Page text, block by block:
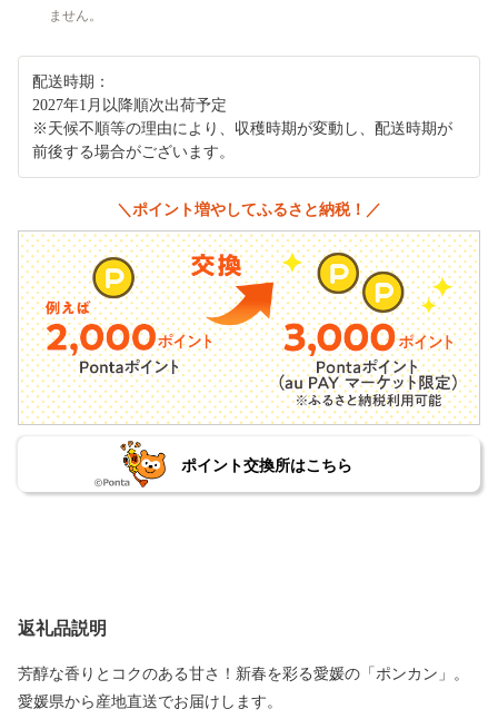
ません。
配送時期：
2027年1月以降順次出荷予定
※天候不順等の理由により、収穫時期が変動し、配送時期が
前後する場合がございます。
＼ポイント増やしてふるさと納税！／
ポイント交換所はこちら
返礼品説明
芳醇な香りとコクのある甘さ！新春を彩る愛媛の「ポンカン」。
愛媛県から産地直送でお届けします。